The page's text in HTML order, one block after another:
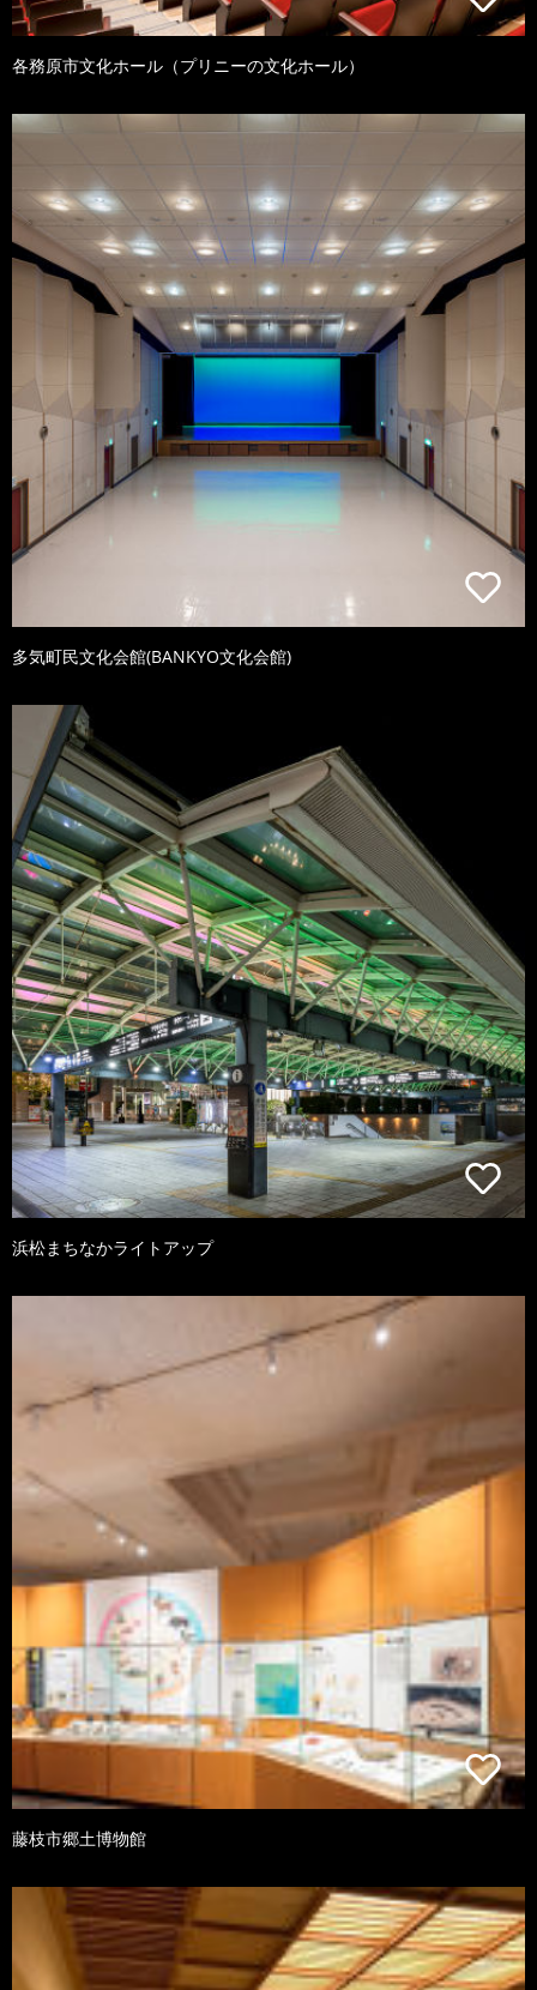
各務原市文化ホール（プリニーの文化ホール）
多気町民文化会館(BANKYO文化会館)
浜松まちなかライトアップ
藤枝市郷土博物館